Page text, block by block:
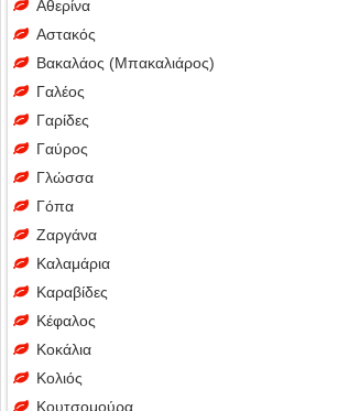
Αθερίνα
Αστακός
Βακαλάος (Μπακαλιάρος)
Γαλέος
Γαρίδες
Γαύρος
Γλώσσα
Γόπα
Ζαργάνα
Καλαμάρια
Καραβίδες
Κέφαλος
Κοκάλια
Κολιός
Κουτσομούρα